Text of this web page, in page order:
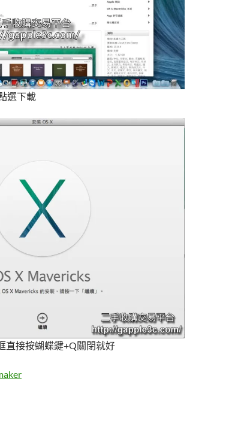
選下載
直接按蝴蝶鍵+Q關閉就好